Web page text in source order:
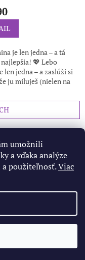
umožnili
a vďaka analýze
a použiteľnosť.Viac
je len jedna – a tá
💖 Lebo
len jedna – a zaslúži si
ju miluješ (nielen na
ale má silný...
vyhradené.